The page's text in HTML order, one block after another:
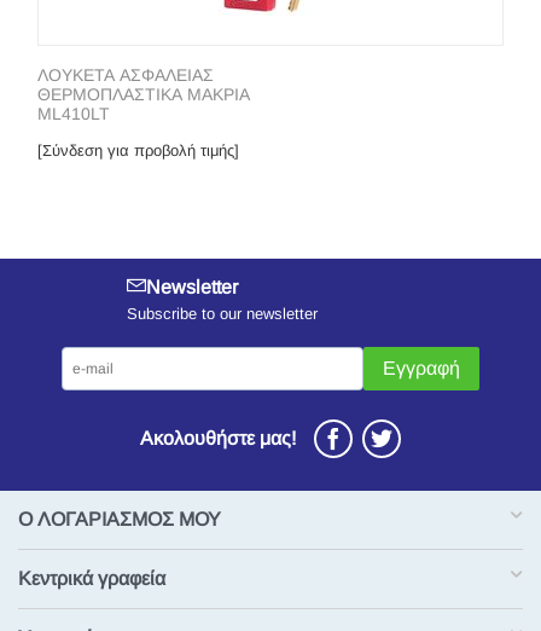
ΛΟΥΚΕΤΑ ΑΣΦΑΛΕΙΑΣ
ΘΕΡΜΟΠΛΑΣΤΙΚΑ ΜΑΚΡΙΑ
ML410LT
[Σύνδεση για προβολή τιμής]
Newsletter
Subscribe to our newsletter
Εγγραφή
Ακολουθήστε μας!
Ο ΛΟΓΑΡΙΑΣΜΟΣ ΜΟΥ
Κεντρικά γραφεία